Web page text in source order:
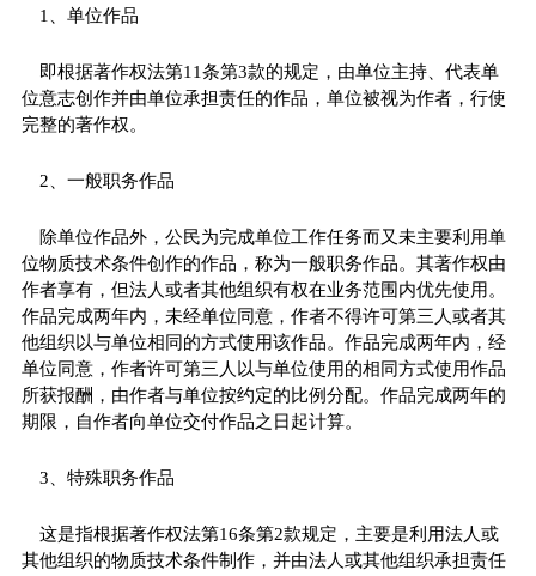
1、单位作品
即根据著作权法第11条第3款的规定，由单位主持、代表单
位意志创作并由单位承担责任的作品，单位被视为作者，行使
完整的著作权。
2、一般职务作品
除单位作品外，公民为完成单位工作任务而又未主要利用单
位物质技术条件创作的作品，称为一般职务作品。其著作权由
作者享有，但法人或者其他组织有权在业务范围内优先使用。
作品完成两年内，未经单位同意，作者不得许可第三人或者其
他组织以与单位相同的方式使用该作品。作品完成两年内，经
单位同意，作者许可第三人以与单位使用的相同方式使用作品
所获报酬，由作者与单位按约定的比例分配。作品完成两年的
期限，自作者向单位交付作品之日起计算。
3、特殊职务作品
这是指根据著作权法第16条第2款规定，主要是利用法人或
其他组织的物质技术条件制作，并由法人或其他组织承担责任